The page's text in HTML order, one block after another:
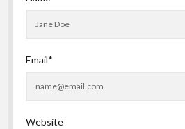
Email*
Website